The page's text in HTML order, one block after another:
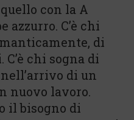
quello con la A
azzurro. C’è chi
di
chi sogna di
di un
nuovo lavoro.
il bisogno di